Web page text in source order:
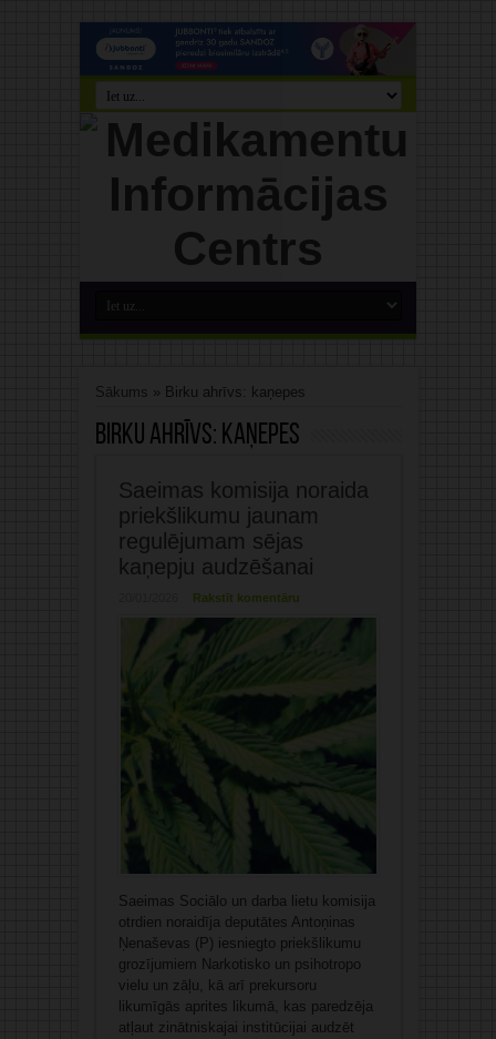
Sākums » Birku ahrīvs: kaņepes
Birku ahrīvs: kaņepes
Saeimas komisija noraida
priekšlikumu jaunam
regulējumam sējas
kaņepju audzēšanai
Rakstīt komentāru
Saeimas Sociālo un darba lietu komisija
otrdien noraidīja deputātes Antoņinas
Ņenaševas (P) iesniegto priekšlikumu
grozījumiem Narkotisko un psihotropo
vielu un zāļu, kā arī prekursoru
likumīgās aprites likumā, kas paredzēja
atļaut zinātniskajai institūcijai audzēt